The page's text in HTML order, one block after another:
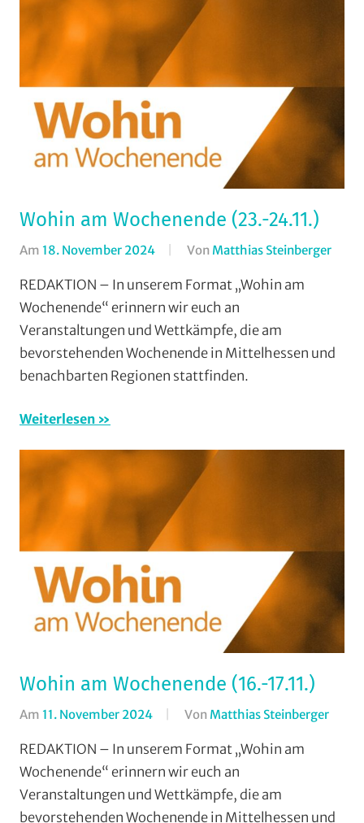
Wohin am Wochenende (23.-24.11.)
Am 18. November 2024 Von Matthias Steinberger
REDAKTION – In unserem Format „Wohin am
Wochenende“ erinnern wir euch an
Veranstaltungen und Wettkämpfe, die am
bevorstehenden Wochenende in Mittelhessen und
benachbarten Regionen stattfinden.
Weiterlesen
Wohin am Wochenende (16.-17.11.)
Am 11. November 2024 Von Matthias Steinberger
REDAKTION – In unserem Format „Wohin am
Wochenende“ erinnern wir euch an
Veranstaltungen und Wettkämpfe, die am
bevorstehenden Wochenende in Mittelhessen und